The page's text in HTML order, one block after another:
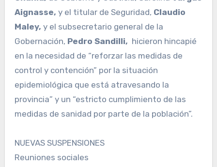
Aignasse, y el titular de Seguridad, Claudio
Maley, y el subsecretario general de la
Gobernación, Pedro Sandilli, hicieron hincapié
en la necesidad de “reforzar las medidas de
control y contención” por la situación
epidemiológica que está atravesando la
provincia” y un “estricto cumplimiento de las
medidas de sanidad por parte de la población”.
NUEVAS SUSPENSIONES
Reuniones sociales